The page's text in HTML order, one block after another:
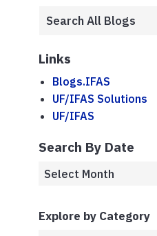
Links
Blogs.IFAS
UF/IFAS Solutions
UF/IFAS
Search By Date
Explore by Category